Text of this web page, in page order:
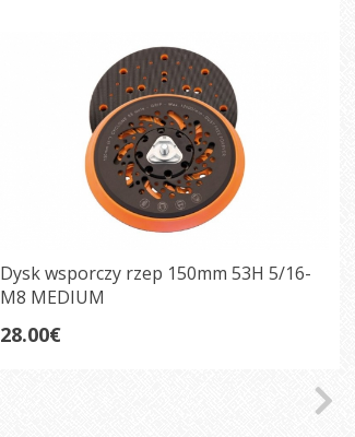
Dysk wsporczy rzep 150mm 53H 5/16-
M8 MEDIUM
28.00€